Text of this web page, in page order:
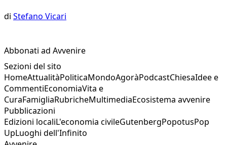
di Stefano Vicari
Abbonati ad Avvenire
Sezioni del sito
HomeAttualitàPoliticaMondoAgoràPodcastChiesaIdee e
CommentiEconomiaVita e
CuraFamigliaRubricheMultimediaEcosistema avvenire
Pubblicazioni
Edizioni localiL'economia civileGutenbergPopotusPop
UpLuoghi dell'Infinito